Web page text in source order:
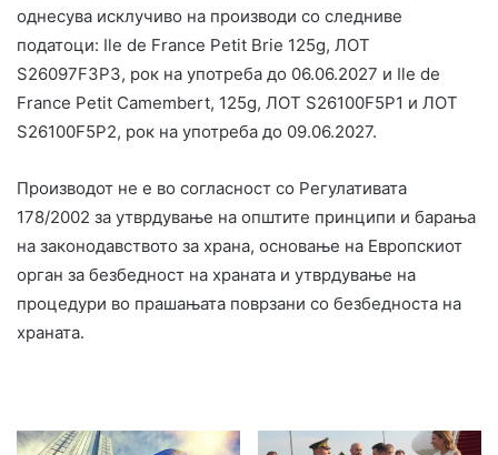
однесува исклучиво на производи со следниве
податоци: Ile de France Petit Brie 125g, ЛОТ
S26097F3P3, рок на употреба до 06.06.2027 и Ile de
France Petit Camembert, 125g, ЛОТ S26100F5P1 и ЛОТ
S26100F5P2, рок на употреба до 09.06.2027.
Производот не е во согласност со Регулативата
178/2002 за утврдување на општите принципи и барања
на законодавството за храна, основање на Европскиот
орган за безбедност на храната и утврдување на
процедури во прашањата поврзани со безбедноста на
храната.